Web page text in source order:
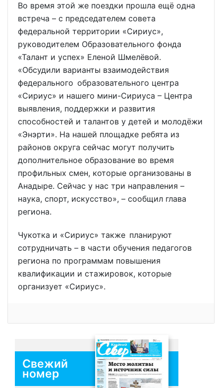
Во время этой же поездки прошла ещё одна
встреча – с председателем совета
федеральной территории «Сириус»,
руководителем Образовательного фонда
«Талант и успех» Еленой Шмелёвой.
«Обсудили варианты взаимодействия
федерального образовательного центра
«Сириус» и нашего мини-Сириуса – Центра
выявления, поддержки и развития
способностей и талантов у детей и молодёжи
«Энэрти». На нашей площадке ребята из
районов округа сейчас могут получить
дополнительное образование во время
профильных смен, которые организованы в
Анадыре. Сейчас у нас три направления –
наука, спорт, искусство», – сообщил глава
региона.
Чукотка и «Сириус» также планируют
сотрудничать – в части обучения педагогов
региона по программам повышения
квалификации и стажировок, которые
организует «Сириус».
Свежий
номер